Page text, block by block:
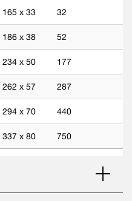
165 x 33 32
186 x 38 52
234 x 50 177
262 x 57 287
294 x 70 440
337 x 80 750